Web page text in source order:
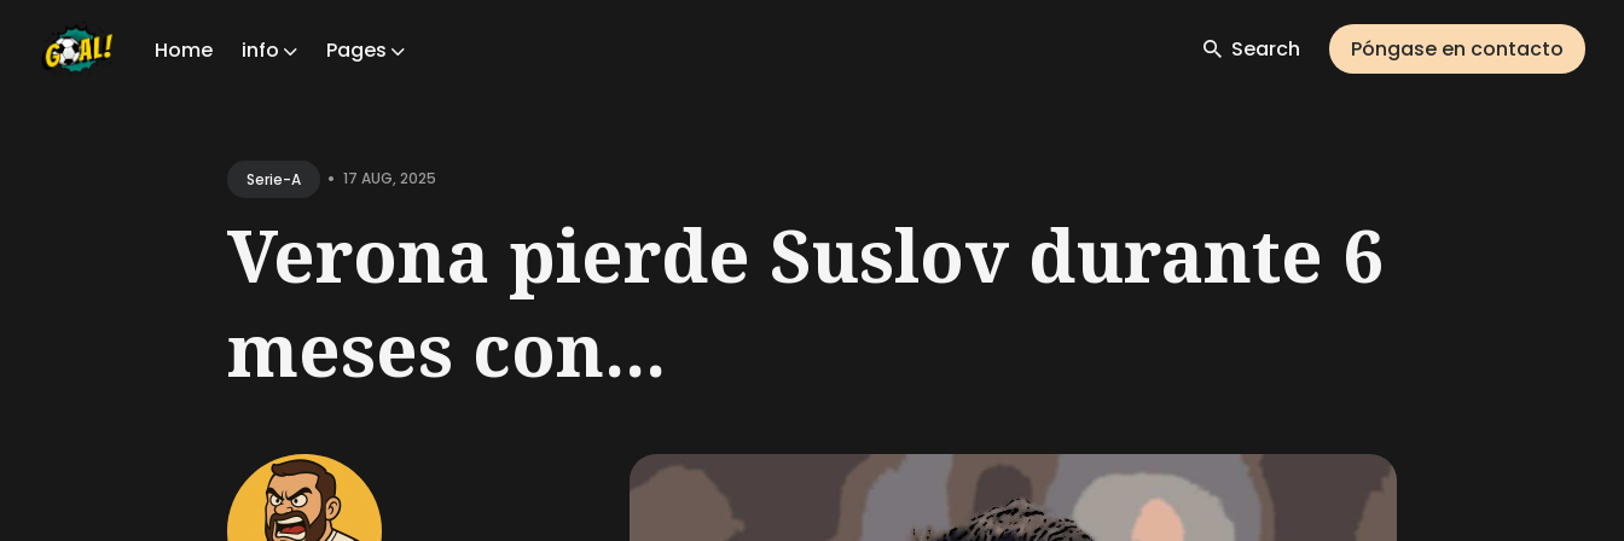
Home info Pages Search Póngase en contacto
Serie-A • 17 AUG, 2025
Verona pierde Suslov durante 6
meses con...